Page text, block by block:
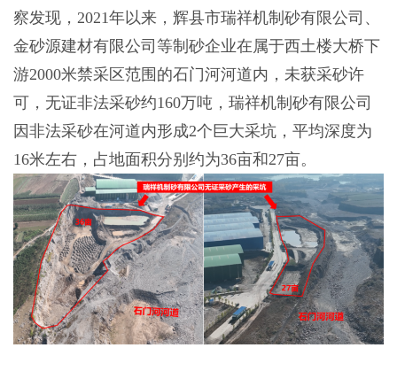
察发现，2021年以来，辉县市瑞祥机制砂有限公司、
金砂源建材有限公司等制砂企业在属于西土楼大桥下
游2000米禁采区范围的石门河河道内，未获采砂许
可，无证非法采砂约160万吨，瑞祥机制砂有限公司
因非法采砂在河道内形成2个巨大采坑，平均深度为
16米左右，占地面积分别约为36亩和27亩。